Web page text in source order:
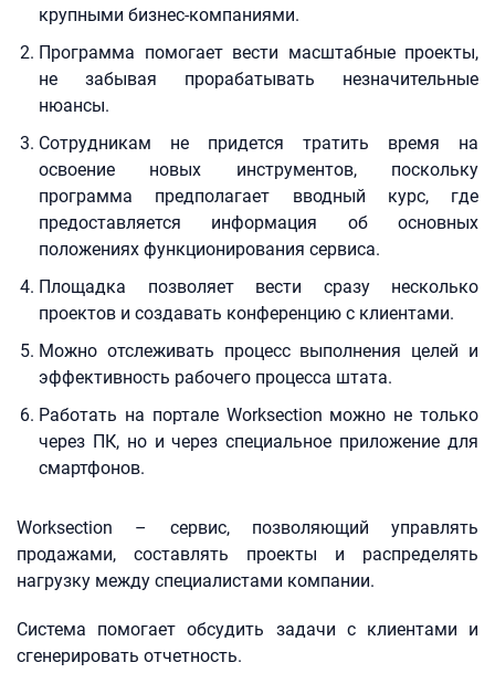
крупными бизнес-компаниями.
Программа помогает вести масштабные проекты,
не забывая прорабатывать незначительные
нюансы.
Сотрудникам не придется тратить время на
освоение новых инструментов, поскольку
программа предполагает вводный курс, где
предоставляется информация об основных
положениях функционирования сервиса.
Площадка позволяет вести сразу несколько
проектов и создавать конференцию с клиентами.
Можно отслеживать процесс выполнения целей и
эффективность рабочего процесса штата.
Работать на портале Worksection можно не только
через ПК, но и через специальное приложение для
смартфонов.
Worksection – сервис, позволяющий управлять
продажами, составлять проекты и распределять
нагрузку между специалистами компании.
Система помогает обсудить задачи с клиентами и
сгенерировать отчетность.